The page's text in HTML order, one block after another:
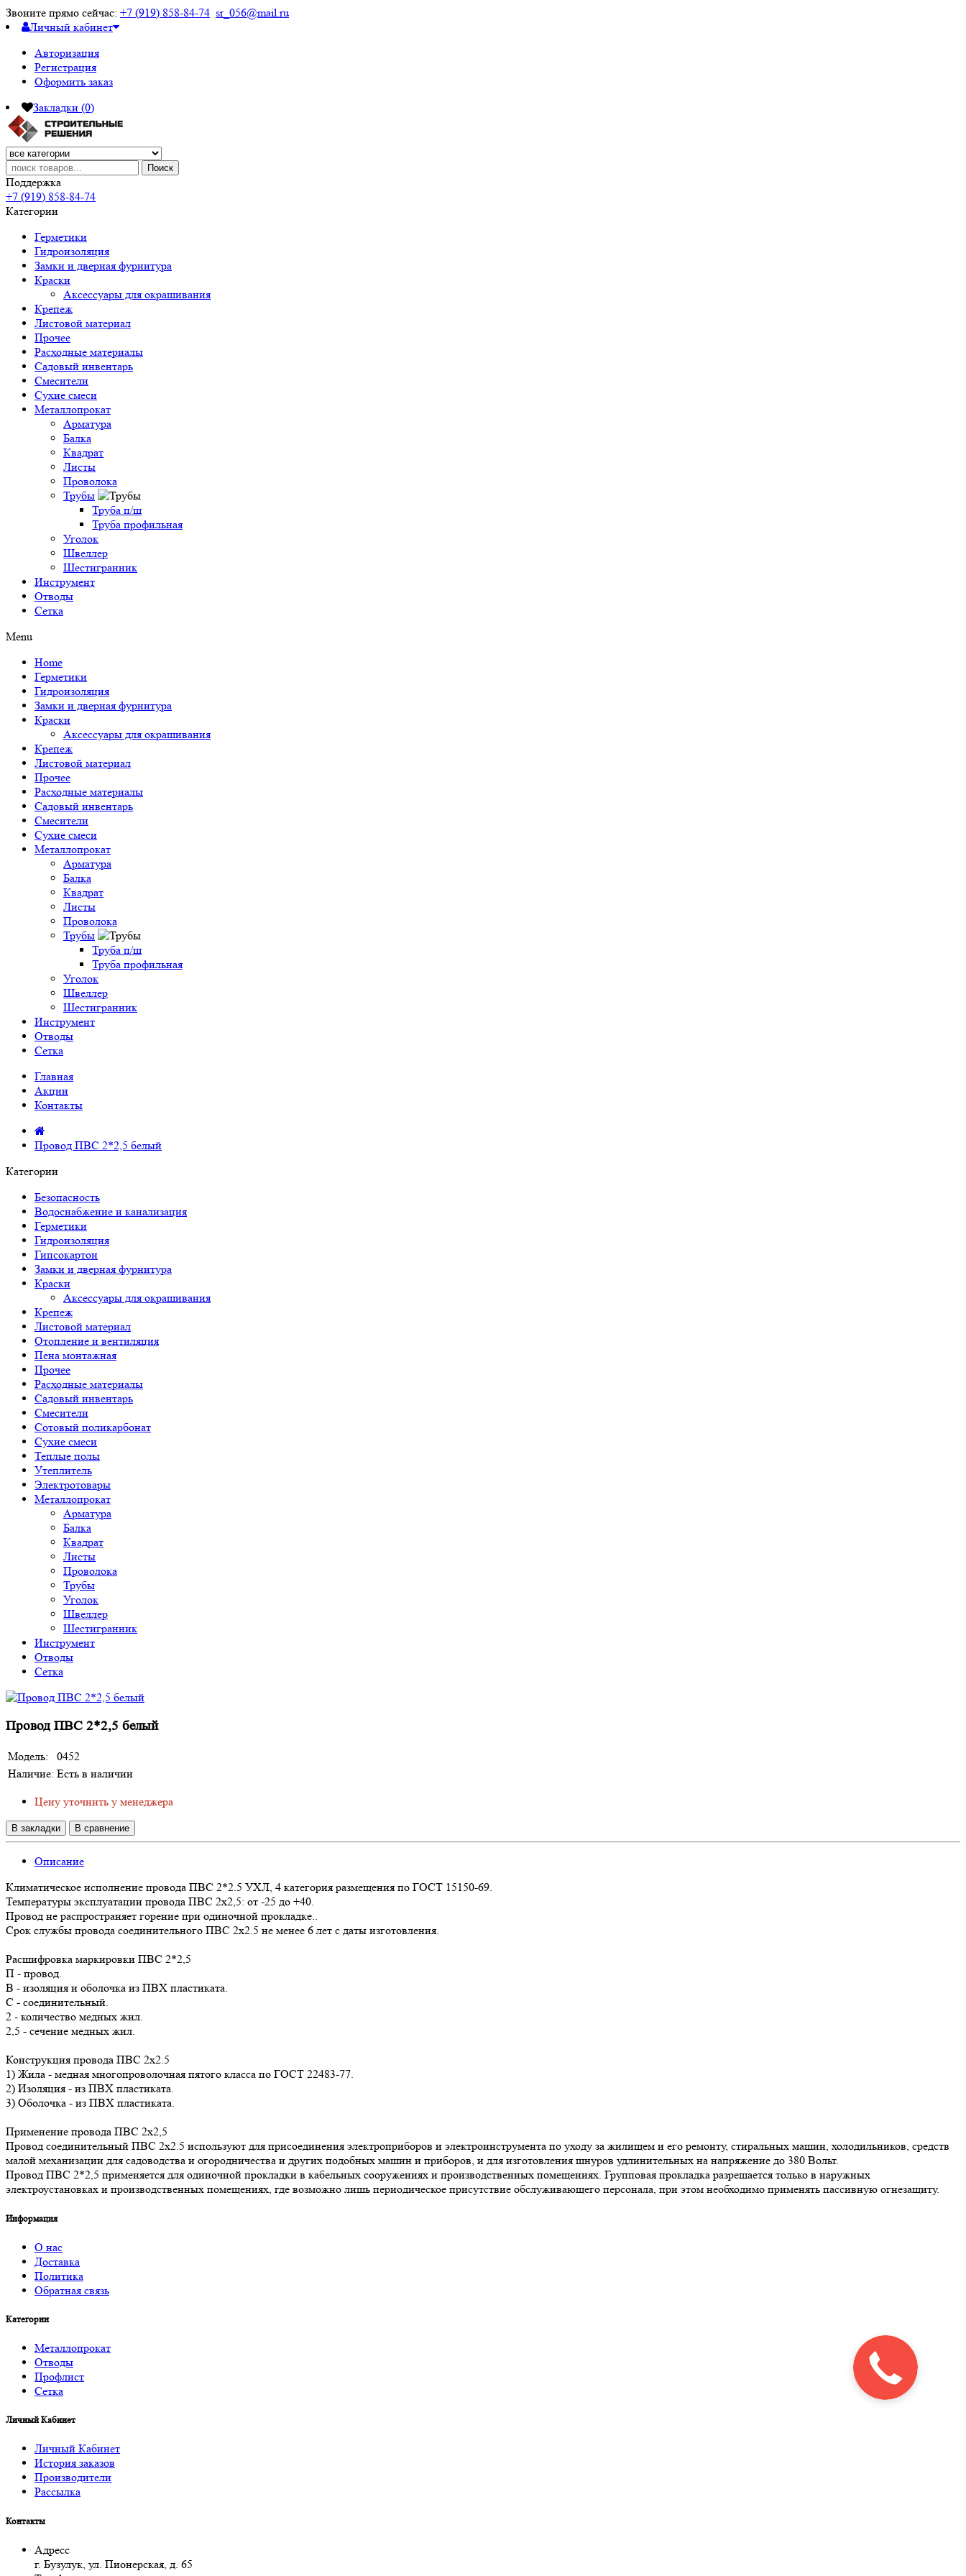
Звоните прямо сейчас: +7 (919) 858-84-74 sr_056@mail.ru
Личный кабинет
Авторизация
Регистрация
Оформить заказ
Закладки (0)
Поиск
Поддержка
+7 (919) 858-84-74
Категории
Герметики
Гидроизоляция
Замки и дверная фурнитура
Краски
Аксессуары для окрашивания
Крепеж
Листовой материал
Прочее
Расходные материалы
Садовый инвентарь
Смесители
Сухие смеси
Металлопрокат
Арматура
Балка
Квадрат
Листы
Проволока
Трубы
Труба п/ш
Труба профильная
Уголок
Швеллер
Шестигранник
Инструмент
Отводы
Сетка
Menu
Home
Герметики
Гидроизоляция
Замки и дверная фурнитура
Краски
Аксессуары для окрашивания
Крепеж
Листовой материал
Прочее
Расходные материалы
Садовый инвентарь
Смесители
Сухие смеси
Металлопрокат
Арматура
Балка
Квадрат
Листы
Проволока
Трубы
Труба п/ш
Труба профильная
Уголок
Швеллер
Шестигранник
Инструмент
Отводы
Сетка
Главная
Акции
Контакты
Провод ПВС 2*2,5 белый
Категории
Безопасность
Водоснабжение и канализация
Герметики
Гидроизоляция
Гипсокартон
Замки и дверная фурнитура
Краски
Аксессуары для окрашивания
Крепеж
Листовой материал
Отопление и вентиляция
Пена монтажная
Прочее
Расходные материалы
Садовый инвентарь
Смесители
Сотовый поликарбонат
Сухие смеси
Теплые полы
Утеплитель
Электротовары
Металлопрокат
Арматура
Балка
Квадрат
Листы
Проволока
Трубы
Уголок
Швеллер
Шестигранник
Инструмент
Отводы
Сетка
Провод ПВС 2*2,5 белый
Модель:
0452
Наличие: Есть в наличии
Цену уточнить у менеджера
В закладки В сравнение
Описание
Климатическое исполнение провода ПВС 2*2.5 УХЛ, 4 категория размещения по ГОСТ 15150-69.
Температуры эксплуатации провода ПВС 2х2,5: от -25 до +40.
Провод не распространяет горение при одиночной прокладке..
Срок службы провода соединительного ПВС 2х2.5 не менее 6 лет с даты изготовления.
Расшифровка маркировки ПВС 2*2,5
П - провод.
В - изоляция и оболочка из ПВХ пластиката.
С - соединительный.
2 - количество медных жил.
2,5 - сечение медных жил.
Конструкция провода ПВС 2х2.5
1) Жила - медная многопроволочная пятого класса по ГОСТ 22483-77.
2) Изоляция - из ПВХ пластиката.
3) Оболочка - из ПВХ пластиката.
Применение провода ПВС 2х2,5
Провод соединительный ПВС 2х2.5 используют для присоединения электроприборов и электроинструмента по уходу за жилищем и его ремонту, стиральных машин, холодильников, средств
малой механизации для садоводства и огородничества и других подобных машин и приборов, и для изготовления шнуров удлинительных на напряжение до 380 Вольт.
Провод ПВС 2*2,5 применяется для одиночной прокладки в кабельных сооружениях и производственных помещениях. Групповая прокладка разрешается только в наружных
электроустановках и производственных помещениях, где возможно лишь периодическое присутствие обслуживающего персонала, при этом необходимо применять пассивную огнезащиту.
Информация
О нас
Доставка
Политика
Обратная связь
Категории
Металлопрокат
Отводы
Профлист
Сетка
Личный Кабинет
Личный Кабинет
История заказов
Производители
Рассылка
Контакты
Адресс
г. Бузулук, ул. Пионерская, д. 65